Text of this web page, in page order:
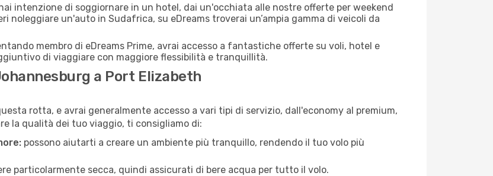
intenzione di soggiornare in un hotel, dai un'occhiata alle nostre offerte per weekend
noleggiare un'auto in Sudafrica, su eDreams troverai un’ampia gamma di veicoli da
membro di eDreams Prime, avrai accesso a fantastiche offerte su voli, hotel e
di viaggiare con maggiore flessibilità e tranquillità.
a Port Elizabeth
rotta, e avrai generalmente accesso a vari tipi di servizio, dall'economy al premium,
la qualità dei tuo viaggio, ti consigliamo di:
possono aiutarti a creare un ambiente più tranquillo, rendendo il tuo volo più
particolarmente secca, quindi assicurati di bere acqua per tutto il volo.